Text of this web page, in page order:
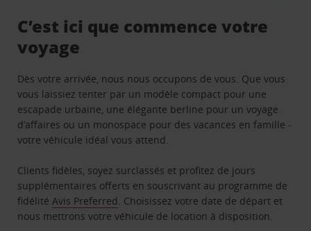
C’est ici que commence votre
voyage
Dès votre arrivée, nous nous occupons de vous. Que vous
vous laissiez tenter par un modèle compact pour une
escapade urbaine, une élégante berline pour un voyage
d’affaires ou un monospace pour des vacances en famille -
votre véhicule idéal vous attend.
Clients fidèles, soyez surclassés et profitez de jours
supplémentaires offerts en souscrivant au programme de
fidélitéAvis Preferred. Choisissez votre date de départ et
nous mettrons votre véhicule de location à disposition.